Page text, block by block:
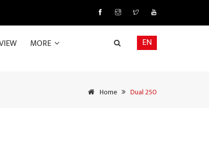
MORE EN
Home Dual 250